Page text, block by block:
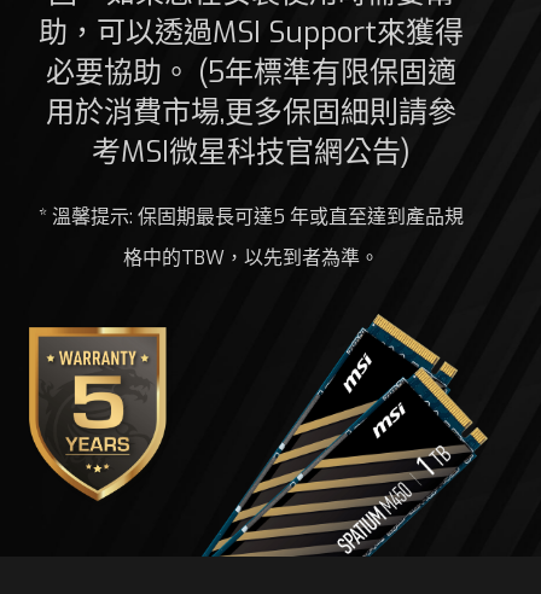
助，可以透過MSI Support來獲得
必要協助。 (5年標準有限保固適
用於消費市場,更多保固細則請參
考MSI微星科技官網公告)
* 溫馨提示: 保固期最長可達5 年或直至達到產品規
格中的TBW，以先到者為準。